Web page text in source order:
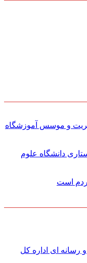
و موسس آموزشگاه
دانشگاه علوم
است
ای اداره کل